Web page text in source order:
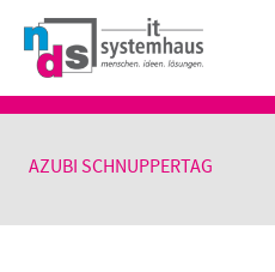
AZUBI SCHNUPPERTAG